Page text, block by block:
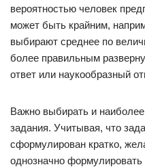
вероятностью человек
может быть крайним,
выбирают среднее по
более правильным
ответ или наукообразный
Важно выбирать и
задания. Учитывая, что
сформулирован кратко,
однозначно